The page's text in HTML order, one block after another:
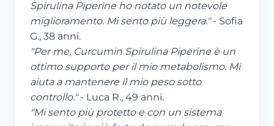
Spirulina Piperine ho notato un notevole
miglioramento. Mi sento più leggera."- Sofia
G., 38 anni.
"Per me, Curcumin Spirulina Piperine è un
ottimo supporto per il mio metabolismo. Mi
aiuta a mantenere il mio peso sotto
controllo."- Luca R., 49 anni.
"Mi sento più protetto e con un sistema